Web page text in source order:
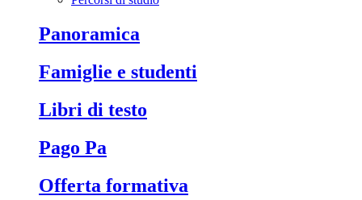
Panoramica
Famiglie e studenti
Libri di testo
Pago Pa
Offerta formativa